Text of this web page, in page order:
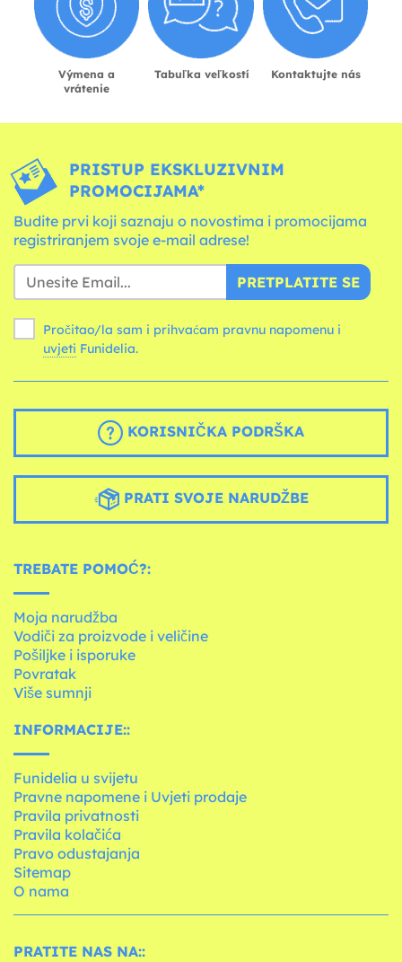
Výmena a
vrátenie
Tabuľka veľkostí Kontaktujte nás
PRISTUP EKSKLUZIVNIM
PROMOCIJAMA*
Budite prvi koji saznaju o novostima i promocijama
registriranjem svoje e-mail adrese!
PRETPLATITE SE
Pročitao/la sam i prihvaćam pravnu napomenu i
uvjeti Funidelia.
KORISNIČKA PODRŠKA
PRATI SVOJE NARUDŽBE
TREBATE POMOĆ?:
Moja narudžba
Vodiči za proizvode i veličine
Pošiljke i isporuke
Povratak
Više sumnji
INFORMACIJE::
Funidelia u svijetu
Pravne napomene i Uvjeti prodaje
Pravila privatnosti
Pravila kolačića
Pravo odustajanja
Sitemap
O nama
PRATITE NAS NA::